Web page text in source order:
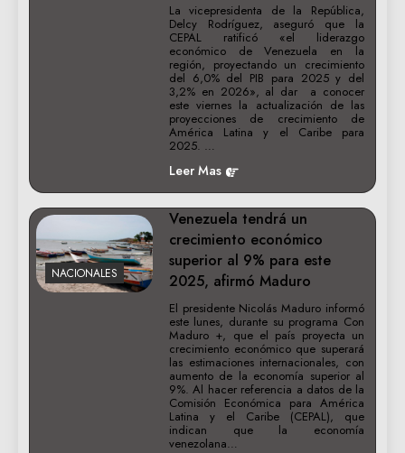
La vicepresidenta de la República,
Delcy Rodríguez, aseguró que la
CEPAL ratificó «el liderazgo
económico de Venezuela en la
región, proyectando un crecimiento
del 6,0% del PIB para 2025 y del
3,2% en 2026», al dar a conocer
este viernes la actualización de las
proyecciones de crecimiento de
América Latina y el Caribe para
2025. …
Leer Mas
NACIONALES
Venezuela tendrá un
crecimiento económico
superior al 9% para este
2025, afirmó Maduro
El presidente Nicolás Maduro informó
este lunes, durante su programa Con
Maduro +, que el país proyecta un
crecimiento económico que superará
las estimaciones internacionales, con
aumento de la economía superior al
9%. Al hacer referencia a datos de la
Comisión Económica para América
Latina y el Caribe (CEPAL), que
indican que la economía
venezolana…